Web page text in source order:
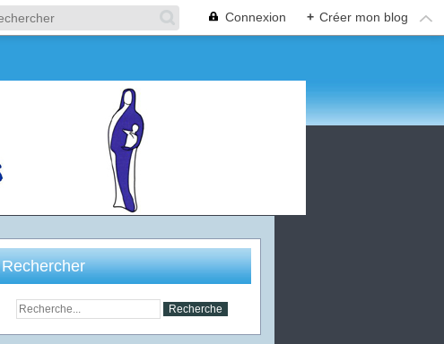
Connexion + Créer mon blog
Rechercher